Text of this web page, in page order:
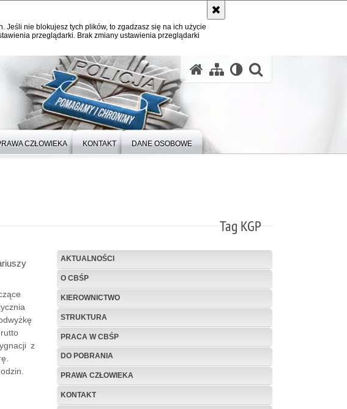
Jeśli nie blokujesz tych plików, to zgadzasz się na ich użycie
przeglądarki. Brak zmiany ustawienia przeglądarki
CZŁOWIEKA KONTAKT DANE OSOBOWE
Tag KGP
z
AKTUALNOŚCI
O CBŚP
KIEROWNICTWO
STRUKTURA
PRACA W CBŚP
DO POBRANIA
PRAWA CZŁOWIEKA
KONTAKT